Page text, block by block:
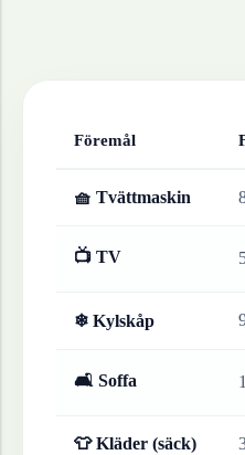
Föremål
🧺 Tvättmaskin
📺 TV
❄ Kylskåp
🛋 Soffa
👕 Kläder (säck)